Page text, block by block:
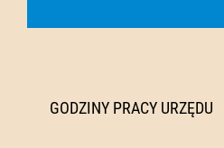
GODZINY PRACY URZĘDU